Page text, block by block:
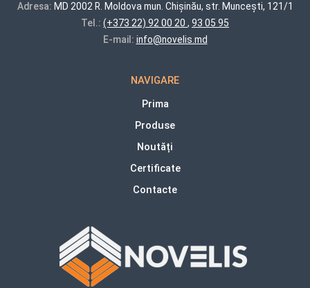
Adresa: MD 2002 R. Moldova mun. Chișinău, str. Muncești, 121/1
Tel.: (+373 22) 92 00 20 , 93 05 95
E-mail: info@novelis.md
NAVIGARE
Prima
Produse
Noutăți
Certificate
Contacte